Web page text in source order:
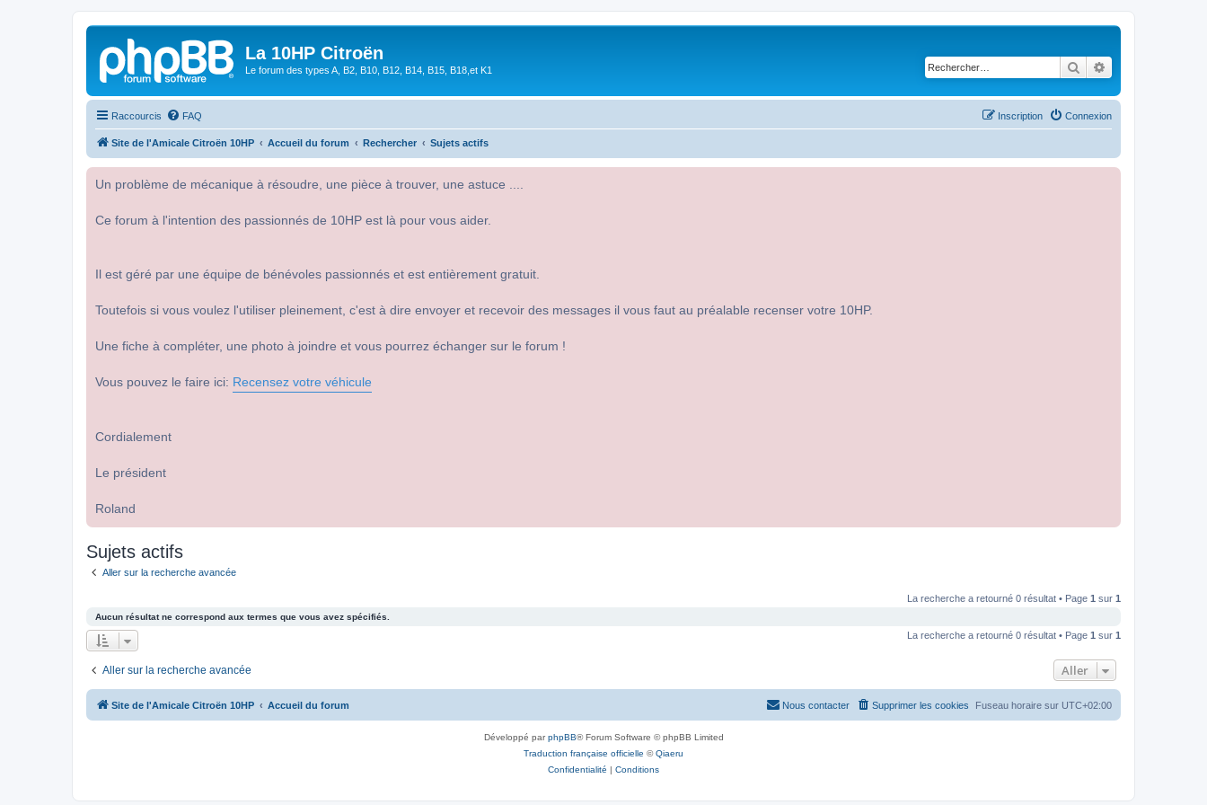
La 10HP Citroën
Le forum des types A, B2, B10, B12, B14, B15, B18,et K1 Rechercher
Raccourcis FAQ Connexion
Inscription
Site de l'Amicale Citroën 10HP Accueil du forum Rechercher Sujets actifs
Un problème de mécanique à résoudre, une pièce à trouver, une astuce ....
Ce forum à l'intention des passionnés de 10HP est là pour vous aider.
Il est géré par une équipe de bénévoles passionnés et est entièrement gratuit.
Toutefois si vous voulez l'utiliser pleinement, c'est à dire envoyer et recevoir des messages il vous faut au préalable recenser votre 10HP.
Une fiche à compléter, une photo à joindre et vous pourrez échanger sur le forum !
Vous pouvez le faire ici: Recensez votre véhicule
Cordialement
Le président
Roland
Sujets actifs
Aller sur la recherche avancée
La recherche a retourné 0 résultat • Page 1 sur 1
Aucun résultat ne correspond aux termes que vous avez spécifiés.
La recherche a retourné 0 résultat • Page 1 sur 1
Aller sur la recherche avancée Aller
Site de l'Amicale Citroën 10HP Accueil du forum Fuseau horaire sur UTC+02:00
Supprimer les cookies
Nous contacter
Développé parphpBB® Forum Software © phpBB Limited
Traduction française officielle ©Qiaeru
Confidentialité | Conditions